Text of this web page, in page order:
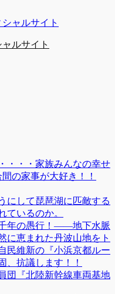
ルサイト
・・・家族みんなの幸せ
の家事が大好き！！
にして琵琶湖に匹敵する
ているのか。
年の愚行！――地下水脈
に恵まれた丹波山地をト
民維新の『小浜京都ルー
、抗議します！！
団『北陸新幹線車両基地